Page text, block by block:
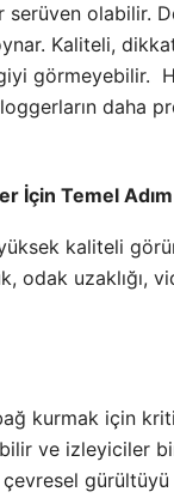
olabilir.
Kaliteli,
görmeyebilir.
daha
İçin Temel Adım
kaliteli
odak uzaklığı,
kurmak için
ve izleyiciler